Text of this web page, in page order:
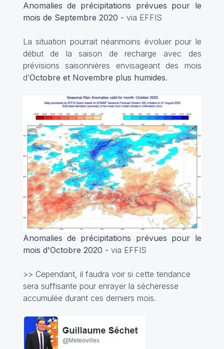
Anomalies de précipitations prévues pour le
mois de Septembre 2020 - via EFFIS
La situation pourrait néanmoins évoluer pour le
début de la saison de recharge avec des
prévisions saisonnières envisageant des mois
d’Octobre et Novembre plus humides.
Anomalies de précipitations prévues pour le
mois d'Octobre 2020 - via EFFIS
>> Cependant, il faudra voir si cette tendance
sera suffisante pour enrayer la sécheresse
accumulée durant ces derniers mois.